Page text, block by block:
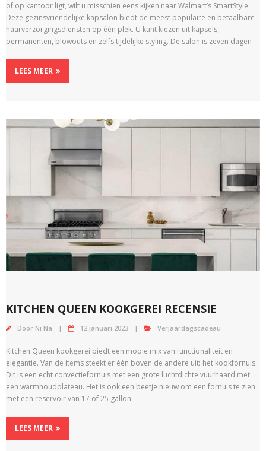
of op kantoor ligt, wilt u misschien eens kijken naar Walmart’s SmartStyle.
Deze gezinsvriendelijke kapsalon biedt de meest populaire en betaalbare
haarverzorgingsdiensten op één plek. U kunt kiezen uit kapsels,
permanenten, blowouts en zelfs tijdelijke styling. De salon is zeven dagen
LEES MEER
KITCHEN QUEEN KOOKGEREI RECENSIE
Door Ni Na 12 januari 2023 Verjaardagscadeau
Kitchen Queen kookgerei biedt een mooie mix van functionaliteit en
elegantie. Van de items steekt er één boven de andere uit: het kookfornuis.
Dit is een echt convectiefornuis met een grote luchtdichte vuurhaard met
een warmhoudplateau. Het is ook een beetje nieuw om een fornuis te zien
met een reservoir van 17 of 25 gallon.
LEES MEER